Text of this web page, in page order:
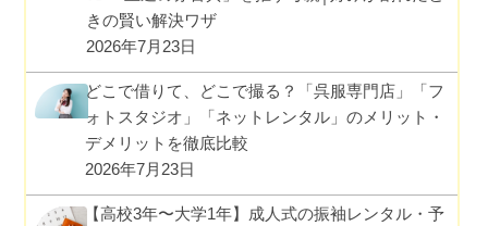
きの賢い解決ワザ
2026年7月23日
どこで借りて、どこで撮る？「呉服専門店」「フ
ォトスタジオ」「ネットレンタル」のメリット・
デメリットを徹底比較
2026年7月23日
【高校3年〜大学1年】成人式の振袖レンタル・予